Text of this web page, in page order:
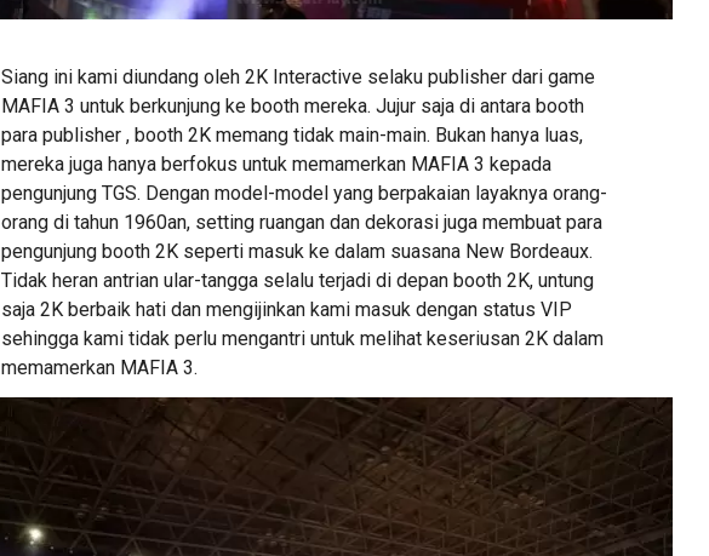
Siang ini kami diundang oleh 2K Interactive selaku publisher dari game
MAFIA 3 untuk berkunjung ke booth mereka. Jujur saja di antara booth
para publisher , booth 2K memang tidak main-main. Bukan hanya luas,
mereka juga hanya berfokus untuk memamerkan MAFIA 3 kepada
pengunjung TGS. Dengan model-model yang berpakaian layaknya orang-
orang di tahun 1960an, setting ruangan dan dekorasi juga membuat para
pengunjung booth 2K seperti masuk ke dalam suasana New Bordeaux.
Tidak heran antrian ular-tangga selalu terjadi di depan booth 2K, untung
saja 2K berbaik hati dan mengijinkan kami masuk dengan status VIP
sehingga kami tidak perlu mengantri untuk melihat keseriusan 2K dalam
memamerkan MAFIA 3.